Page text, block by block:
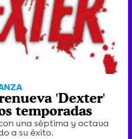
'Dexter'
temporadas
una séptima y octava
a su éxito.